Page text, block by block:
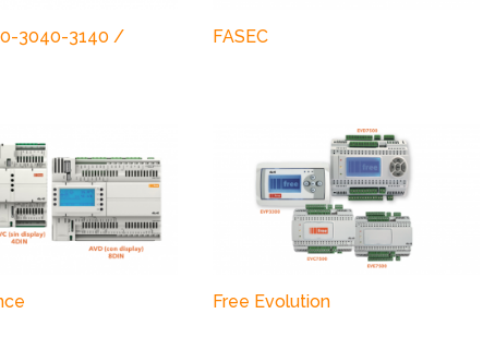
3040-3140 /
FASEC
Free Evolution